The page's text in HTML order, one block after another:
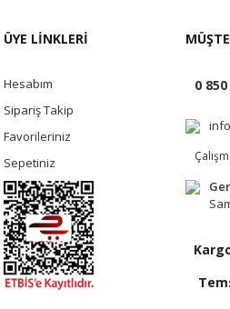
ÜYE LİNKLERİ
Hesabım
Sipariş Takip
Favorileriniz
Sepetiniz
0